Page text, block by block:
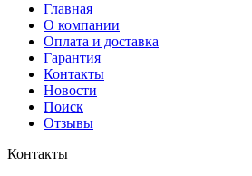
Главная
О компании
Оплата и доставка
Гарантия
Контакты
Новости
Поиск
Отзывы
Контакты